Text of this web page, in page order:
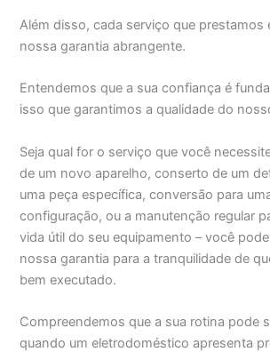
Além disso, cada serviço que prestamos
nossa garantia abrangente.
Entendemos que a sua confiança é
isso que garantimos a qualidade do
Seja qual for o serviço que você
de um novo aparelho, conserto de um
uma peça específica, conversão para
configuração, ou a manutenção regular
vida útil do seu equipamento – você
nossa garantia para a tranquilidade de
bem executado.
Compreendemos que a sua rotina pode
quando um eletrodoméstico apresenta